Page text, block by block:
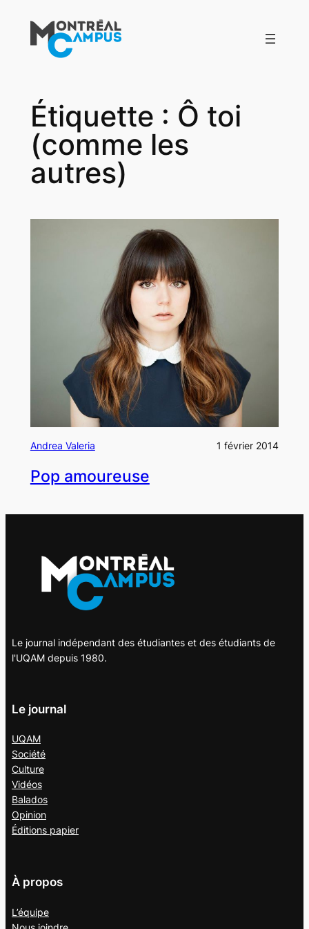
contenu
Étiquette : Ô toi
(comme les
autres)
Andrea Valeria 1 février 2014
Pop amoureuse
Le journal indépendant des étudiantes et des étudiants de
l'UQAM depuis 1980.
Le journal
UQAM
Société
Culture
Vidéos
Balados
Opinion
Éditions papier
À propos
L’équipe